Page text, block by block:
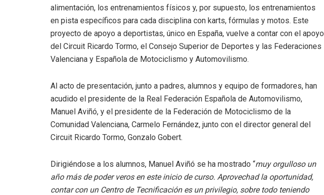
alimentación, los entrenamientos físicos y, por supuesto, los entrenamientos
en pista específicos para cada disciplina con karts, fórmulas y motos. Este
proyecto de apoyo a deportistas, único en España, vuelve a contar con el apoyo
del Circuit Ricardo Tormo, el Consejo Superior de Deportes y las Federaciones
Valenciana y Española de Motociclismo y Automovilismo.
Al acto de presentación, junto a padres, alumnos y equipo de formadores, han
acudido el presidente de la Real Federación Española de Automovilismo,
Manuel Aviñó, y el presidente de la Federación de Motociclismo de la
Comunidad Valenciana, Carmelo Fernández, junto con el director general del
Circuit Ricardo Tormo, Gonzalo Gobert.
Dirigiéndose a los alumnos, Manuel Aviñó se ha mostrado “muy orgulloso un
año más de poder veros en este inicio de curso. Aprovechad la oportunidad,
contar con un Centro de Tecnificación es un privilegio, sobre todo teniendo